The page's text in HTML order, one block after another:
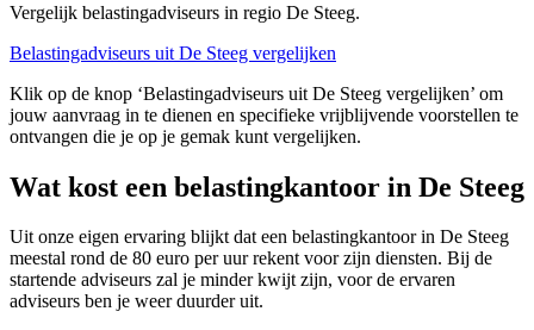
Vergelijk belastingadviseurs in regio De Steeg.
Belastingadviseurs uit De Steeg vergelijken
Klik op de knop ‘Belastingadviseurs uit De Steeg vergelijken’ om
jouw aanvraag in te dienen en specifieke vrijblijvende voorstellen te
ontvangen die je op je gemak kunt vergelijken.
Wat kost een belastingkantoor in De Steeg
Uit onze eigen ervaring blijkt dat een belastingkantoor in De Steeg
meestal rond de 80 euro per uur rekent voor zijn diensten. Bij de
startende adviseurs zal je minder kwijt zijn, voor de ervaren
adviseurs ben je weer duurder uit.